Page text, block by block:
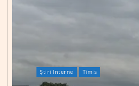
Știri Interne Timis